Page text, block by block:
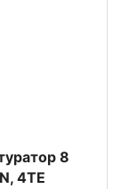
8
4TE